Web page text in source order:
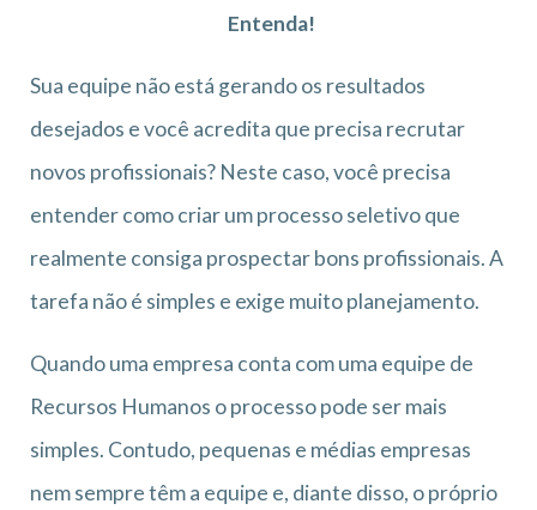
Entenda!
Sua equipe não está gerando os resultados
desejados e você acredita que precisa recrutar
novos profissionais? Neste caso, você precisa
entender como criar um processo seletivo que
realmente consiga prospectar bons profissionais. A
tarefa não é simples e exige muito planejamento.
Quando uma empresa conta com uma equipe de
Recursos Humanos o processo pode ser mais
simples. Contudo, pequenas e médias empresas
nem sempre têm a equipe e, diante disso, o próprio